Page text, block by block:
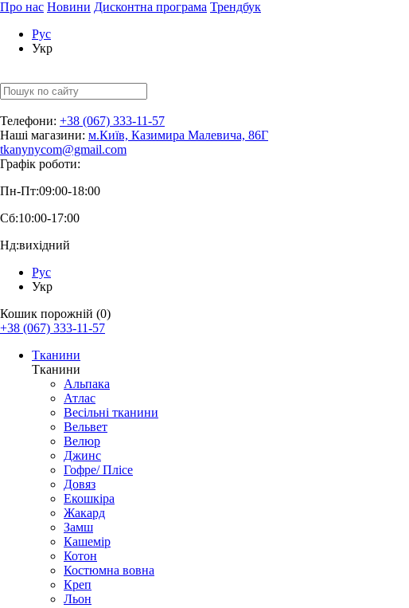
Про нас Новини Дисконтна програма Трендбук
Рус
Укр
Телефони: +38 (067) 333-11-57
Наші магазини: м.Київ, Казимира Малевича, 86Г
tkanynycom@gmail.com
Графік роботи:
Пн-Пт:09:00-18:00
Сб:10:00-17:00
Нд:вихідний
Рус
Укр
Кошик порожній (0)
+38 (067) 333-11-57
Тканини
Тканини
Альпака
Атлас
Весільні тканини
Вельвет
Велюр
Джинс
Гофре/ Плісе
Довяз
Екошкіра
Жакард
Замш
Кашемір
Котон
Костюмна вовна
Креп
Льон